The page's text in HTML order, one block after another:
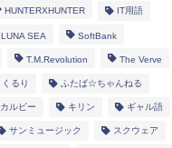
HUNTERXHUNTER IT用語
LUNA SEA SoftBank
T.M.Revolution The Verve
くるり ふたば☆ちゃんねる
カルビー キリン ギャル語
サンミュージック スクウェア